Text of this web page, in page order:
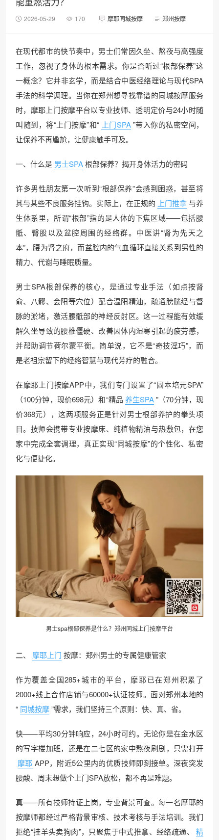
2026-05-29 170 摩耶同城按摩 郑州按摩
在现代都市的快节奏中，男士们常因久坐、熬夜与高强度
工作，忽视了身体的根本需求。你是否听过“根部保养”这
一概念？它并非玄学，而是结合中医经络理论与现代SPA
手法的科学调理。当你在郑州想寻找靠谱的同城按摩服务
时，摩耶上门按摩平台以专业技师、透明定价与24小时随
叫随到，将“上门按摩”和“ 上门SPA ”带入你的私密空间，
让保养不再尴尬，让健康触手可及。
一、什么是 男士SPA根部保养？揭开身体活力的密码
许多男性朋友第一次听到“根部保养”会感到困惑，甚至将
其与某些不良服务挂钩。实际上，在正规的 上门推拿与养
生体系里，所谓“根部”指的是人体的下焦区域——包括腰
骶、臀股以及盆腔周围的经络群。中医讲“肾为先天之
本”，腰为肾之府，而盆腔内的气血循环直接关系到男性的
精力、代谢与睡眠质量。
男士SPA根部保养的核心，是通过专业手法（如点按肾
俞、八髎、会阳等穴位）配合温阳精油，疏通膀胱经与督
脉的淤堵，激活腰骶部的神经反射区。这一过程能有效缓
解久坐导致的腰椎僵硬、改善因体内湿寒引起的疲劳感，
并帮助调节荷尔蒙平衡。简单说，它不是“奇技淫巧”，而
是老祖宗留下的经络智慧与现代芳疗的融合。
在摩耶上门按摩APP中，我们专门设置了“固本培元SPA”
（100分钟，现价698元）和“精品 养生SPA ”（70分钟，现
价368元），这两项服务正是针对男士根部养护的拳头项
目。技师会携带专业按摩床、纯植物精油与热敷包，在您
家中完成全套调理，真正实现“同城按摩”的个性化、私密
化与便捷化。
男士spa根部保养是什么？郑州同城 上门按摩平台
二、 摩耶上门 按摩：郑州男士的专属健康管家
作为覆盖全国285+城市的平台，摩耶已在郑州积累了
2000+线上合作店铺与60000+认证技师。面对郑州本地的
“ 同城按摩”需求，我们坚持三个原则：快、真、省。
快——平均30分钟响应，24小时可约。无论你是在金水区
的写字楼加班，还是在二七区的家中熬夜刷剧，只需打开
摩耶 APP，附近5公里内的优质技师即刻接单。深夜突发
腰酸、周末想做个上门SPA放松，都不再是难题。
真——所有技师持证上岗，专业背景可查。每一名摩耶的
按摩师都经过严格背景审核、技术考核与手法培训。我们
拒绝“挂羊头卖狗肉”，只聚焦于中式推拿、经络疏通、
精